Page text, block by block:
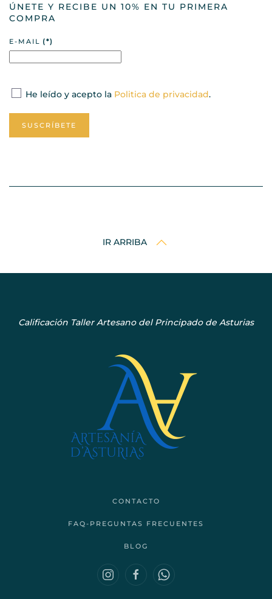
ÚNETE Y RECIBE UN 10% EN TU PRIMERA
COMPRA
E-MAIL (*)
He leído y acepto la Politica de privacidad.
SUSCRÍBETE
IR ARRIBA
Calificación Taller Artesano del Principado de Asturias
CONTACTO
FAQ-PREGUNTAS FRECUENTES
BLOG